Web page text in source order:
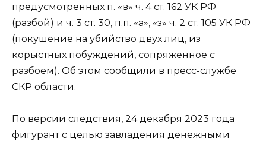
предусмотренных п. «в» ч. 4 ст. 162 УК РФ
(разбой) и ч. 3 ст. 30, п.п. «а», «з» ч. 2 ст. 105 УК РФ
(покушение на убийство двух лиц, из
корыстных побуждений, сопряженное с
разбоем). Об этом сообщили в пресс-службе
СКР области.
По версии следствия, 24 декабря 2023 года
фигурант с целью завладения денежными